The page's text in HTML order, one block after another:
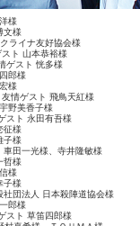
様
文様
ライナ友好協会様
ト 山本恭裕様
ゲスト 恍多様
郎様
様
情ゲスト 飛鳥天紅様
野美香子様
スト 永田有吾様
征様
子様
田一光様、寺井隆敏様
哲様
様
子様
団法人 日本殺陣道協会様
郎様
スト 草笛四郎様